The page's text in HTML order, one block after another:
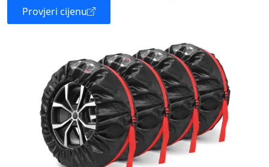
Provjeri cijenu